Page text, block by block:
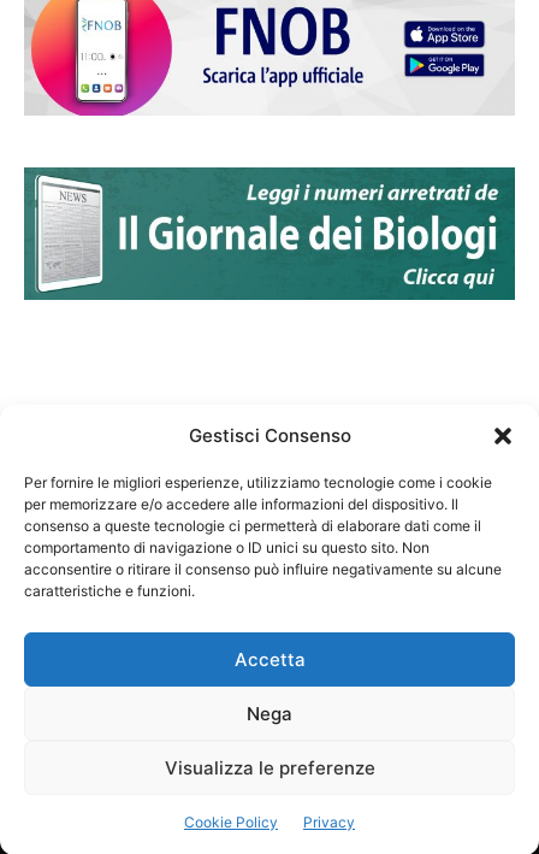
Gestisci Consenso
Per fornire le migliori esperienze, utilizziamo tecnologie come i cookie
per memorizzare e/o accedere alle informazioni del dispositivo. Il
consenso a queste tecnologie ci permetterà di elaborare dati come il
comportamento di navigazione o ID unici su questo sito. Non
acconsentire o ritirare il consenso può influire negativamente su alcune
caratteristiche e funzioni.
Accetta
Nega
Visualizza le preferenze
Cookie Policy Privacy
Federazione Nazionale Degli Ordini dei Biologi:
codice fiscale 80069130583
Responsabile sito internet www.fnob.it: Vincenzo
Privacy Policy Cookie Policy
Rights Reserved.